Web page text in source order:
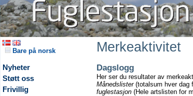
Bare på norsk
Nyheter
Støtt oss
Frivillig
Merkeaktivitet
Dagslogg
Her ser du resultater av
Månedslister(totalsum hver dag
fuglestasjon (Hele artslisten for